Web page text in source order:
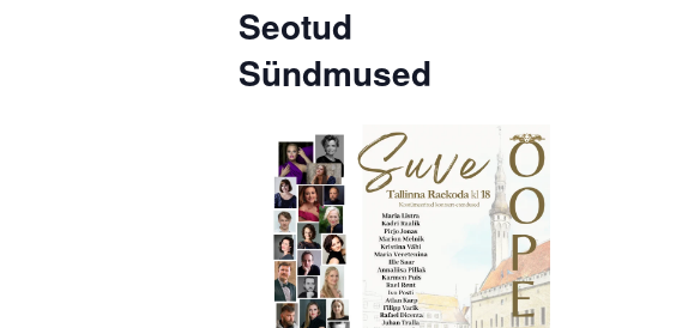
Seotud
Sündmused